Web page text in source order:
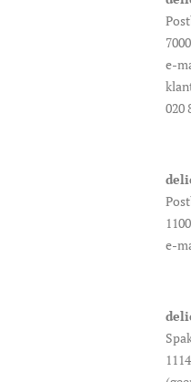
e-
020
e-